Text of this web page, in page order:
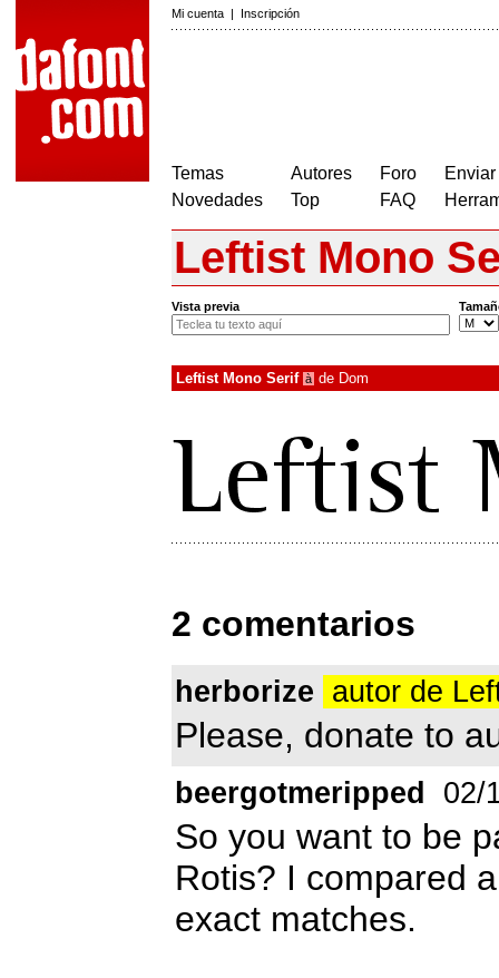
Mi cuenta | Inscripción
Temas
Novedades
Autores
Top
Foro
FAQ
Leftist Mono
Vista previa
Leftist Mono Serif à de Dom
2 comentarios
herborize autor de
Please, donate to
beergotmeripped 02/
So you want to be
Rotis? I compared
exact matches.